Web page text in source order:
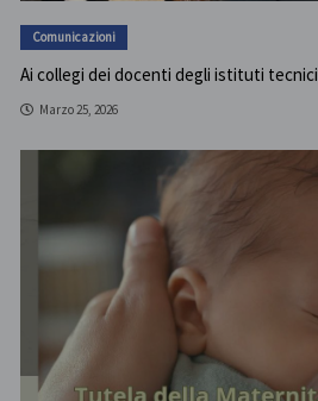
Comunicazioni
Ai collegi dei docenti degli istituti tecnici
Marzo 25, 2026